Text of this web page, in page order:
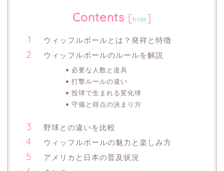
Contents [hide ]
ウィッフルボールとは？発祥と特徴
ウィッフルボールのルールを解説
必要な人数と道具
打撃ルールの違い
投球で生まれる変化球
守備と得点の決まり方
野球との違いを比較
ウィッフルボールの魅力と楽しみ方
アメリカと日本の普及状況